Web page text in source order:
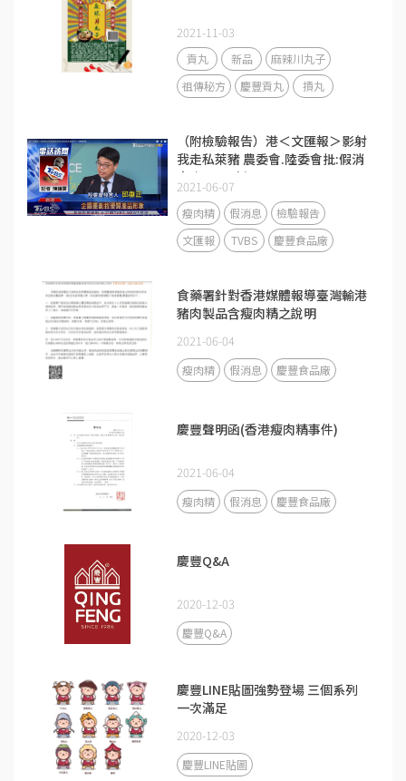
2021-11-03
貢丸 新品
麻辣川丸子
祖傳秘方
慶豐貢丸 摃丸
（附檢驗報告）港＜文匯報＞影射
我走私萊豬 農委會.陸委會批:假消
息｜TVBS新聞
2021-06-07
瘦肉精 假消息
檢驗報告
文匯報
TVBS 慶豐食品廠
食藥署針對香港媒體報導臺灣輸港
豬肉製品含瘦肉精之說明
2021-06-04
瘦肉精 假消息 慶豐食品廠
慶豐聲明函(香港瘦肉精事件)
2021-06-04
瘦肉精 假消息 慶豐食品廠
慶豐Q&A
2020-12-03
慶豐Q&A
慶豐LINE貼圖強勢登場 三個系列
一次滿足
2020-12-03
慶豐LINE貼圖